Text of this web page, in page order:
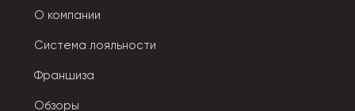
виде долек различных фруктов.
свой первоначальный цвет или рисунок. Создаются
из керамики или фарфора.
О компании
Система лояльности
Франшиза
Обзоры